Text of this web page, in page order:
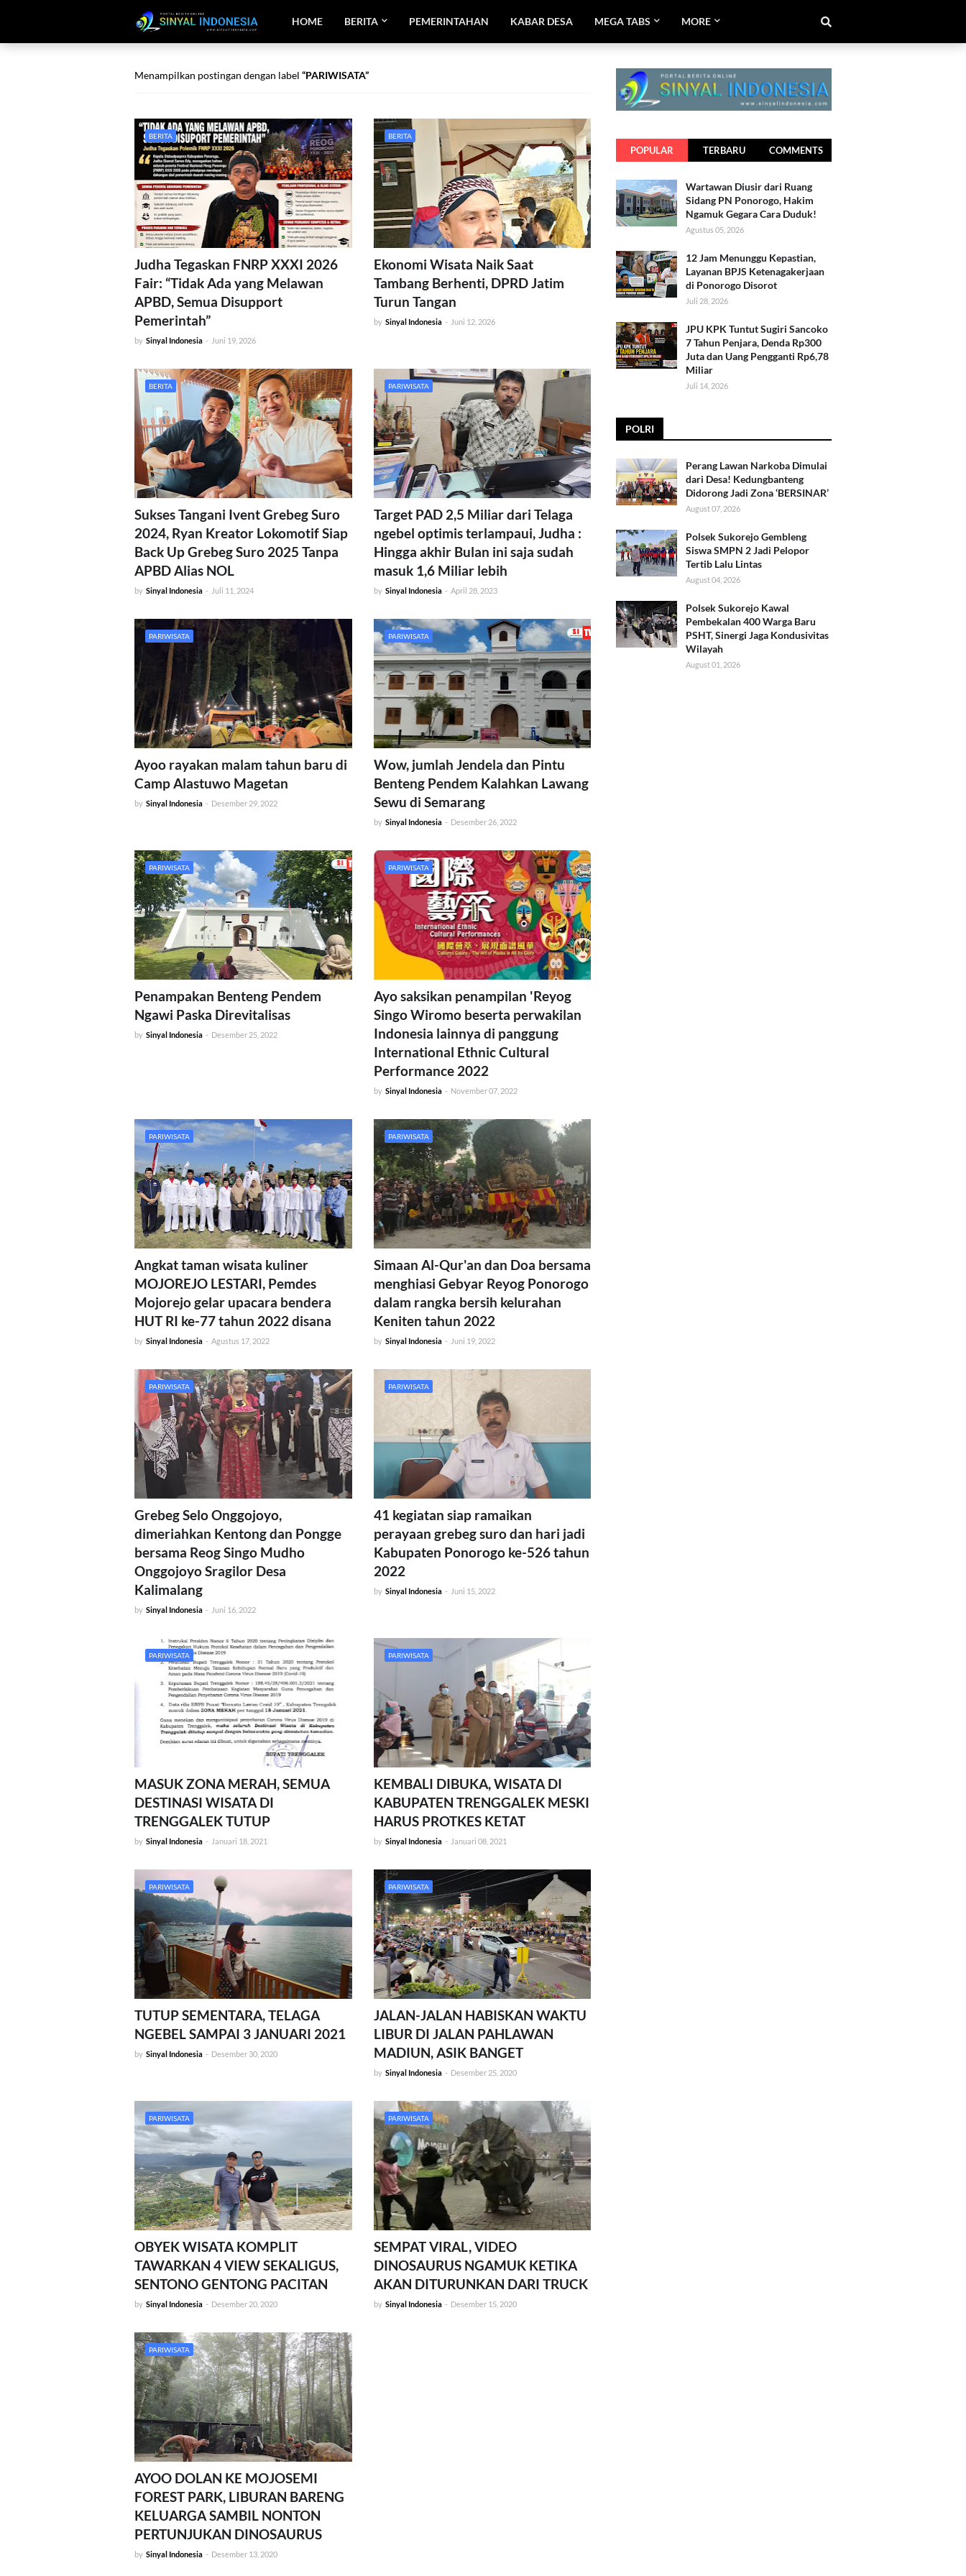
HOME BERITA PEMERINTAHAN KABAR DESA MEGA TABS MORE
Menampilkan postingan dengan label PARIWISATA
BERITA
Judha Tegaskan FNRP XXXI 2026
Fair: “Tidak Ada yang Melawan
APBD, Semua Disupport
Pemerintah”
by Sinyal Indonesia - Juni 19, 2026
BERITA
Ekonomi Wisata Naik Saat
Tambang Berhenti, DPRD Jatim
Turun Tangan
by Sinyal Indonesia - Juni 12, 2026
BERITA
Sukses Tangani Ivent Grebeg Suro
2024, Ryan Kreator Lokomotif Siap
Back Up Grebeg Suro 2025 Tanpa
APBD Alias NOL
by Sinyal Indonesia - Juli 11, 2024
PARIWISATA
Target PAD 2,5 Miliar dari Telaga
ngebel optimis terlampaui, Judha :
Hingga akhir Bulan ini saja sudah
masuk 1,6 Miliar lebih
by Sinyal Indonesia - April 28, 2023
PARIWISATA
Ayoo rayakan malam tahun baru di
Camp Alastuwo Magetan
by Sinyal Indonesia - Desember 29, 2022
PARIWISATA
Wow, jumlah Jendela dan Pintu
Benteng Pendem Kalahkan Lawang
Sewu di Semarang
by Sinyal Indonesia - Desember 26, 2022
PARIWISATA
Penampakan Benteng Pendem
Ngawi Paska Direvitalisas
by Sinyal Indonesia - Desember 25, 2022
PARIWISATA
Ayo saksikan penampilan 'Reyog
Singo Wiromo beserta perwakilan
Indonesia lainnya di panggung
International Ethnic Cultural
Performance 2022
by Sinyal Indonesia - November 07, 2022
PARIWISATA
Angkat taman wisata kuliner
MOJOREJO LESTARI, Pemdes
Mojorejo gelar upacara bendera
HUT RI ke-77 tahun 2022 disana
by Sinyal Indonesia - Agustus 17, 2022
PARIWISATA
Simaan Al-Qur'an dan Doa bersama
menghiasi Gebyar Reyog Ponorogo
dalam rangka bersih kelurahan
Keniten tahun 2022
by Sinyal Indonesia - Juni 19, 2022
PARIWISATA
Grebeg Selo Onggojoyo,
dimeriahkan Kentong dan Pongge
bersama Reog Singo Mudho
Onggojoyo Sragilor Desa
Kalimalang
by Sinyal Indonesia - Juni 16, 2022
PARIWISATA
41 kegiatan siap ramaikan
perayaan grebeg suro dan hari jadi
Kabupaten Ponorogo ke-526 tahun
2022
by Sinyal Indonesia - Juni 15, 2022
PARIWISATA
MASUK ZONA MERAH, SEMUA
DESTINASI WISATA DI
TRENGGALEK TUTUP
by Sinyal Indonesia - Januari 18, 2021
PARIWISATA
KEMBALI DIBUKA, WISATA DI
KABUPATEN TRENGGALEK MESKI
HARUS PROTKES KETAT
by Sinyal Indonesia - Januari 08, 2021
PARIWISATA
TUTUP SEMENTARA, TELAGA
NGEBEL SAMPAI 3 JANUARI 2021
by Sinyal Indonesia - Desember 30, 2020
PARIWISATA
JALAN-JALAN HABISKAN WAKTU
LIBUR DI JALAN PAHLAWAN
MADIUN, ASIK BANGET
by Sinyal Indonesia - Desember 25, 2020
PARIWISATA
OBYEK WISATA KOMPLIT
TAWARKAN 4 VIEW SEKALIGUS,
SENTONO GENTONG PACITAN
by Sinyal Indonesia - Desember 20, 2020
PARIWISATA
SEMPAT VIRAL, VIDEO
DINOSAURUS NGAMUK KETIKA
AKAN DITURUNKAN DARI TRUCK
by Sinyal Indonesia - Desember 15, 2020
PARIWISATA
AYOO DOLAN KE MOJOSEMI
FOREST PARK, LIBURAN BARENG
KELUARGA SAMBIL NONTON
PERTUNJUKAN DINOSAURUS
by Sinyal Indonesia - Desember 13, 2020
POPULAR TERBARU COMMENTS
Wartawan Diusir dari Ruang
Sidang PN Ponorogo, Hakim
Ngamuk Gegara Cara Duduk!
Agustus 05, 2026
12 Jam Menunggu Kepastian,
Layanan BPJS Ketenagakerjaan
di Ponorogo Disorot
Juli 28, 2026
JPU KPK Tuntut Sugiri Sancoko
7 Tahun Penjara, Denda Rp300
Juta dan Uang Pengganti Rp6,78
Miliar
Juli 14, 2026
POLRI
Perang Lawan Narkoba Dimulai
dari Desa! Kedungbanteng
Didorong Jadi Zona ‘BERSINAR’
August 07, 2026
Polsek Sukorejo Gembleng
Siswa SMPN 2 Jadi Pelopor
Tertib Lalu Lintas
August 04, 2026
Polsek Sukorejo Kawal
Pembekalan 400 Warga Baru
PSHT, Sinergi Jaga Kondusivitas
Wilayah
August 01, 2026